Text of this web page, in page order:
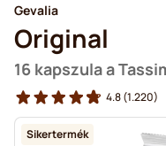
Sikertermék
Gevalia
Original
16 kapszula a
4.8(1.220)